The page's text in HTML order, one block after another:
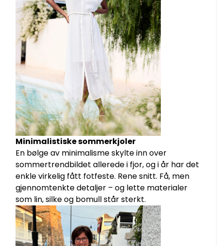
Minimalistiske sommerkjoler
En bølge av minimalisme skylte inn over
sommertrendbildet allerede i fjor, og i år har det
enkle virkelig fått fotfeste. Rene snitt. Få, men
gjennomtenkte detaljer – og lette materialer
som lin, silke og bomull står sterkt.